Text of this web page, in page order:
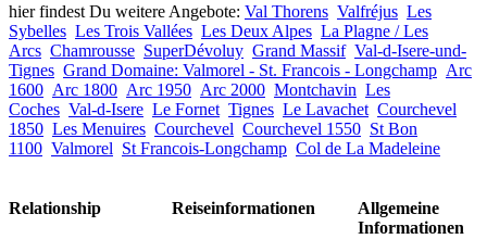
hier findest Du weitere Angebote: Val Thorens Valfréjus Les
Sybelles Les Trois Vallées Les Deux Alpes La Plagne / Les
Arcs Chamrousse SuperDévoluy Grand Massif Val-d-Isere-und-
Tignes Grand Domaine: Valmorel - St. Francois - Longchamp Arc
1600 Arc 1800 Arc 1950 Arc 2000 Montchavin Les
Coches Val-d-Isere Le Fornet Tignes Le Lavachet Courchevel
1850 Les Menuires Courchevel Courchevel 1550 St Bon
1100 Valmorel St Francois-Longchamp Col de La Madeleine
Relationship Reiseinformationen
Allgemeine
Informationen